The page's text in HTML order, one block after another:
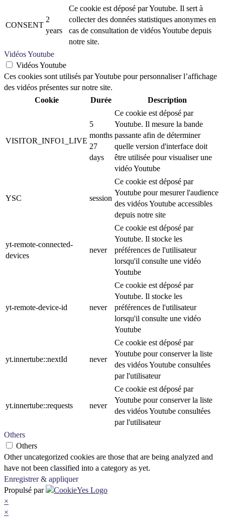
CONSENT
2
years
Ce cookie est déposé par Youtube. Il sert à
collecter des données statistiques anonymes en
cas de consultation de vidéos Youtube depuis
notre site.
Vidéos Youtube
Vidéos Youtube
Ces cookies sont utilisés par Youtube pour personnaliser l’affichage
des vidéos présentes sur notre site.
Cookie
Durée Description
VISITOR_INFO1_LIVE
5
months
27
days
Ce cookie est déposé par
Youtube. Il mesure la bande
passante afin de déterminer
quelle version d'interface doit
être utilisée pour visualiser une
vidéo Youtube
YSC session
Ce cookie est déposé par
Youtube pour mesurer l'audience
des vidéos Youtube accessibles
depuis notre site
yt-remote-connected-
devices
never
Ce cookie est déposé par
Youtube. Il stocke les
préférences de l'utilisateur
lorsqu'il consulte une vidéo
Youtube
yt-remote-device-id never
Ce cookie est déposé par
Youtube. Il stocke les
préférences de l'utilisateur
lorsqu'il consulte une vidéo
Youtube
yt.innertube::nextId never
Ce cookie est déposé par
Youtube pour conserver la liste
des vidéos Youtube consultées
par l'utilisateur
yt.innertube::requests never
Ce cookie est déposé par
Youtube pour conserver la liste
des vidéos Youtube consultées
par l'utilisateur
Others
Others
Other uncategorized cookies are those that are being analyzed and
have not been classified into a category as yet.
Enregistrer & appliquer
Propulsé par
×
×